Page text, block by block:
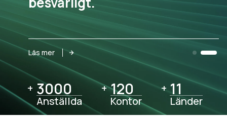
Läs mer
+ 3000
3000
Anställda
+ 120
120
Kontor
+ 11
11
Länder